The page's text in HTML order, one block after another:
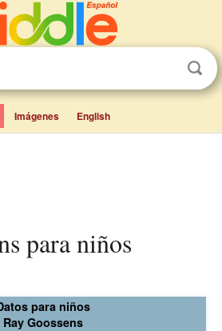
Imágenes English
para niños
para niños
Ray Goossens